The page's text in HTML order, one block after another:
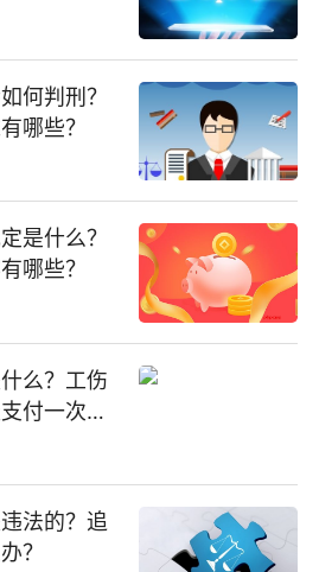
何判刑？
哪些？
是什么？
哪些？
么？工伤
付一次性
？
法的？追
？